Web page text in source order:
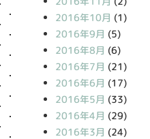
2016年10月 (1)
2016年9月 (5)
2016年8月 (6)
2016年7月 (21)
2016年6月 (17)
2016年5月 (33)
2016年4月 (29)
2016年3月 (24)